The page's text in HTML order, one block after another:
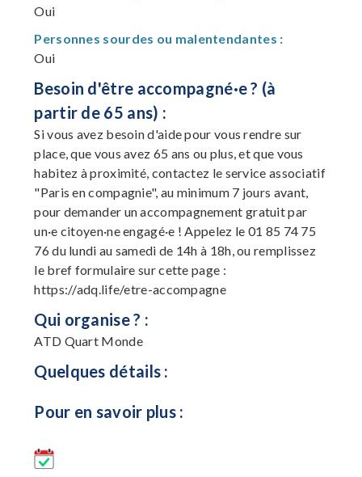
Oui
Personnes sourdes ou malentendantes :
Oui
Besoin d'être accompagné·e ? (à
partir de 65 ans) :
Si vous avez besoin d'aide pour vous rendre sur
place, que vous avez 65 ans ou plus, et que vous
habitez à proximité, contactez le service associatif
"Paris en compagnie", au minimum 7 jours avant,
pour demander un accompagnement gratuit par
un·e citoyen·ne engagé·e ! Appelez le 01 85 74 75
76 du lundi au samedi de 14h à 18h, ou remplissez
le bref formulaire sur cette page :
https://adq.life/etre-accompagne
Qui organise ? :
ATD Quart Monde
Quelques détails :
Pour en savoir plus :